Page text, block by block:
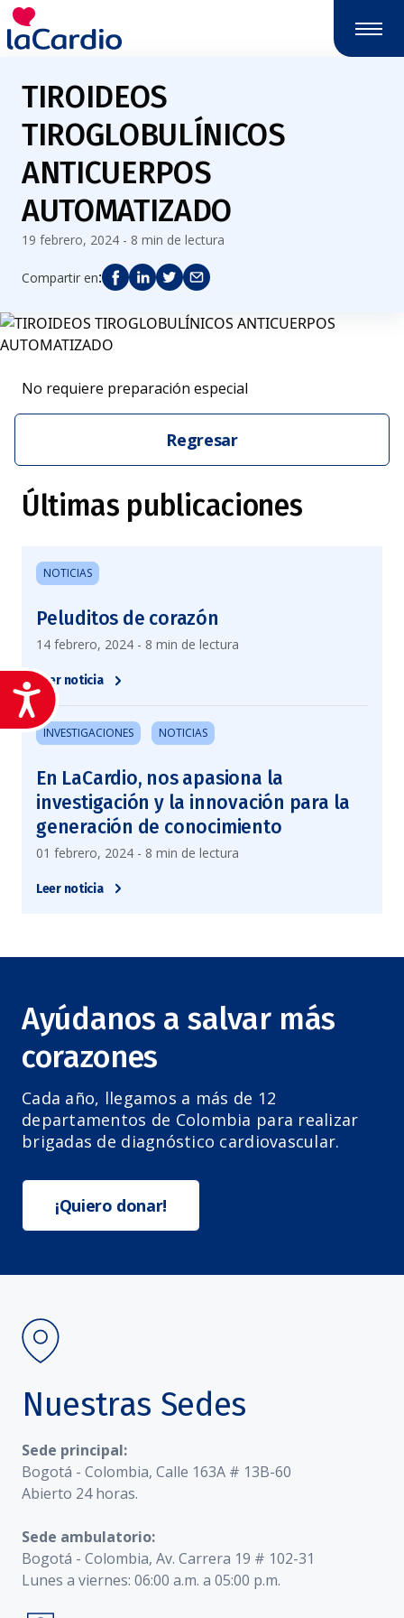
Nota:
este
sitio
sistema
accesibilidad.
Accesibilidad
TIROIDEOS
TIROGLOBULÍNICOS
ANTICUERPOS
AUTOMATIZADO
19 febrero, 2024 - 8 min de lectura
Compartir en:
No requiere preparación especial
Regresar
Últimas publicaciones
NOTICIAS
Peluditos de corazón
14 febrero, 2024 - 8 min de lectura
Leer noticia
INVESTIGACIONES NOTICIAS
En LaCardio, nos apasiona la
investigación y la innovación para la
generación de conocimiento
01 febrero, 2024 - 8 min de lectura
Leer noticia
Ayúdanos a salvar más
corazones
Cada año, llegamos a más de 12
departamentos de Colombia para realizar
brigadas de diagnóstico cardiovascular.
¡Quiero donar!
Nuestras Sedes
Sede principal:
Bogotá - Colombia, Calle 163A # 13B-60
Abierto 24 horas.
Sede ambulatorio:
Bogotá - Colombia, Av. Carrera 19 # 102-31
Lunes a viernes: 06:00 a.m. a 05:00 p.m.